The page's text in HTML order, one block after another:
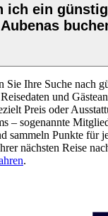
ich ein
Aubenas
Sie Ihre Suche nach
und
Preis oder
– sogenannte
sammeln Punkte für
nächsten Reise
.